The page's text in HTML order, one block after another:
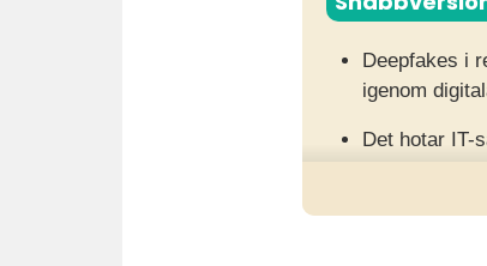
Deepfakes i
igenom
Det hotar IT-
tekniken blir
Arbetsgivare